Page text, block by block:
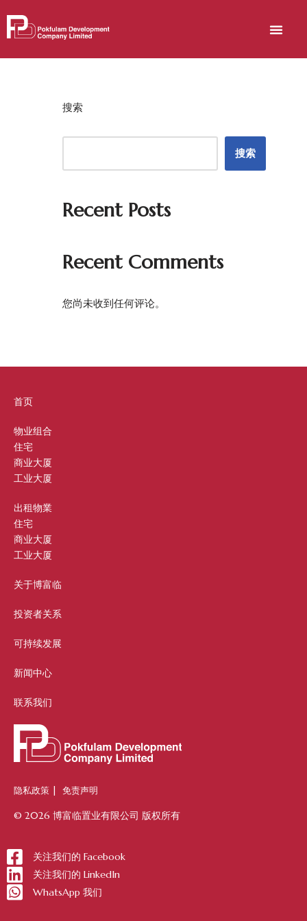
跳
搜索
搜索
Recent Posts
Recent Comments
您尚未收到任何评论。
首页
物业组合
住宅
商业大厦
工业大厦
出租物業
住宅
商业大厦
工业大厦
关于博富临
投资者关系
可持续发展
新闻中心
联系我们
隐私政策 免责声明
© 2026 博富临置业有限公司 版权所有
关注我们的 Facebook
关注我们的 LinkedIn
WhatsApp 我们